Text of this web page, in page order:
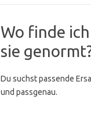
Wo finde
sie
Du suchst passende
und passgenau.